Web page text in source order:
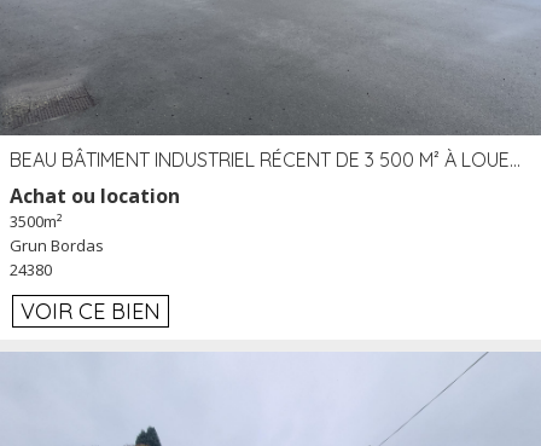
BEAU BÂTIMENT INDUSTRIEL RÉCENT DE 3 500 M² À LOUER OU VENDRE PROCHE PÉRIGUEUX (24)
Achat ou location
3500m²
Grun Bordas
24380
VOIR CE BIEN